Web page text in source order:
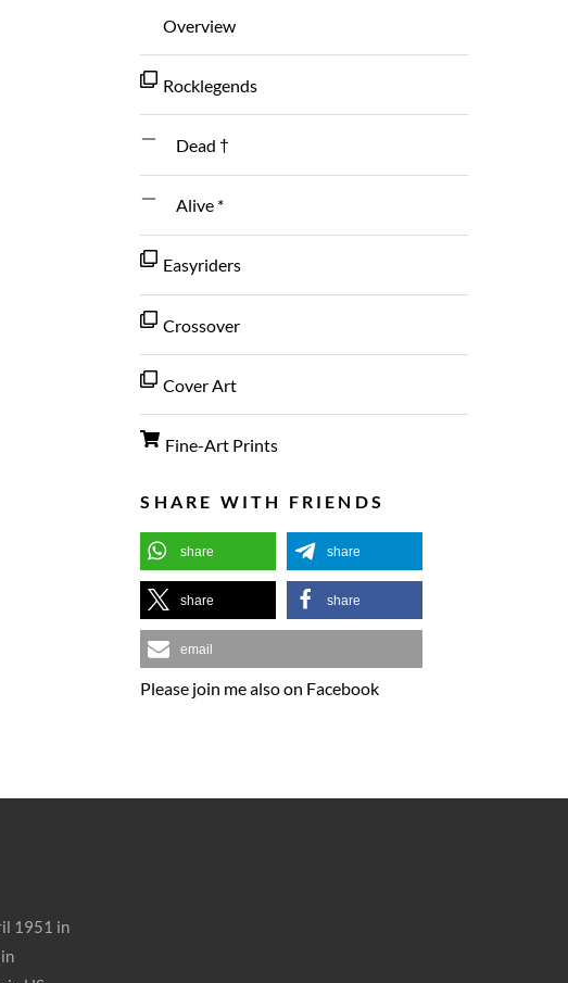
Overview
Rocklegends
Dead †
Alive *
Easyriders
Crossover
Cover Art
Fine-Art Prints
SHARE WITH FRIENDS
share share
share share
email
Please join me also on Facebook
1951 in